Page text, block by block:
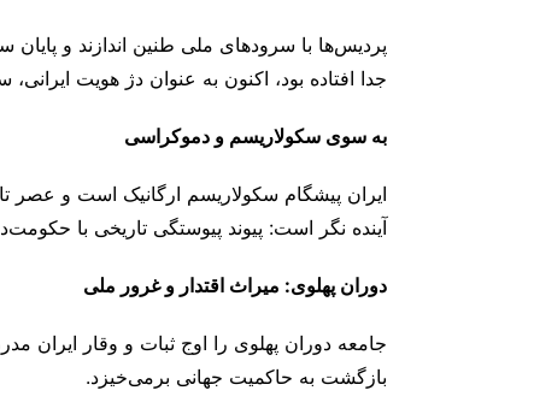
پردیس‌ها با سرودهای ملی طنین ‌اندازند و پایان
جدا افتاده بود، اکنون به عنوان دژ هویت
به سوی سکولاریسم و دموکراسی
ایران پیشگام سکولاریسم ارگانیک است و عصر
آینده ‌نگر است: پیوند پیوستگی تاریخی با
دوران پهلوی: میراث اقتدار و غرور ملی
جامعه دوران پهلوی را اوج ثبات و وقار ایران
بازگشت به حاکمیت جهانی برمی‌خیزد.